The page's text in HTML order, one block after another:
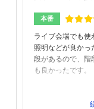
本番
ライブ会場でも使
照明などが良かっ
段があるので、階
も良かったです。